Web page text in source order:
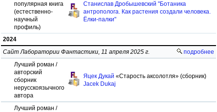
популярная книга
(естественно-
научный
профиль)
Станислав Дробышевский "Ботаника
антрополога. Как растения создали человека.
Ёлки-палки"
2024
подробнее
Сайт Лаборатории Фантастики, 11 апреля 2025 г.
Лучший роман /
авторский
сборник
нерусскоязычного
автора
Яцек Дукай «Старость аксолотля» (сборник)
Jacek Dukaj
Лучший роман /